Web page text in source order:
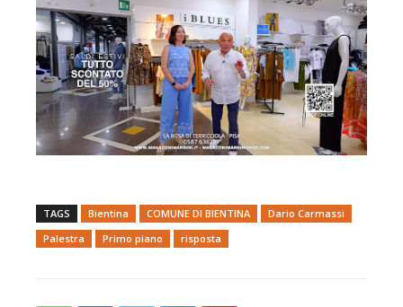
TAGS Bientina COMUNE DI BIENTINA
Dario Carmassi
Palestra
Primo piano risposta